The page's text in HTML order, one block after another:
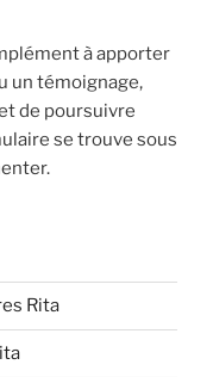
à apporter
un témoignage,
de poursuivre
se trouve sous
Rita